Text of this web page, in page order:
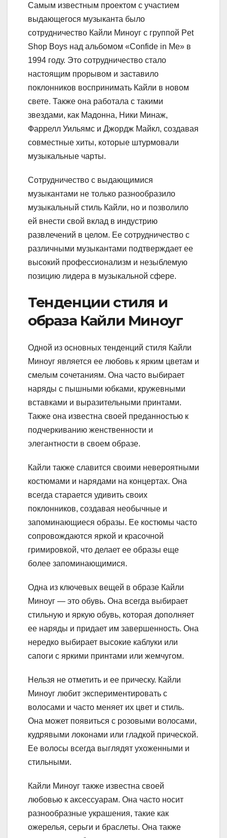
Самым известным проектом с участием
выдающегося музыканта было
сотрудничество Кайли Миноуг с группой Pet
Shop Boys над альбомом «Confide in Me» в
1994 году. Это сотрудничество стало
настоящим прорывом и заставило
поклонников воспринимать Кайли в новом
свете. Также она работала с такими
звездами, как Мадонна, Ники Минаж,
Фаррелл Уильямс и Джордж Майкл, создавая
совместные хиты, которые штурмовали
музыкальные чарты.
Сотрудничество с выдающимися
музыкантами не только разнообразило
музыкальный стиль Кайли, но и позволило
ей внести свой вклад в индустрию
развлечений в целом. Ее сотрудничество с
различными музыкантами подтверждает ее
высокий профессионализм и незыблемую
позицию лидера в музыкальной сфере.
Тенденции стиля и
образа Кайли Миноуг
Одной из основных тенденций стиля Кайли
Миноуг является ее любовь к ярким цветам и
смелым сочетаниям. Она часто выбирает
наряды с пышными юбками, кружевными
вставками и выразительными принтами.
Также она известна своей преданностью к
подчеркиванию женственности и
элегантности в своем образе.
Кайли также славится своими невероятными
костюмами и нарядами на концертах. Она
всегда старается удивить своих
поклонников, создавая необычные и
запоминающиеся образы. Ее костюмы часто
сопровождаются яркой и красочной
гримировкой, что делает ее образы еще
более запоминающимися.
Одна из ключевых вещей в образе Кайли
Миноуг — это обувь. Она всегда выбирает
стильную и яркую обувь, которая дополняет
ее наряды и придает им завершенность. Она
нередко выбирает высокие каблуки или
сапоги с яркими принтами или жемчугом.
Нельзя не отметить и ее прическу. Кайли
Миноуг любит экспериментировать с
волосами и часто меняет их цвет и стиль.
Она может появиться с розовыми волосами,
кудрявыми локонами или гладкой прической.
Ее волосы всегда выглядят ухоженными и
стильными.
Кайли Миноуг также известна своей
любовью к аксессуарам. Она часто носит
разнообразные украшения, такие как
ожерелья, серьги и браслеты. Она также